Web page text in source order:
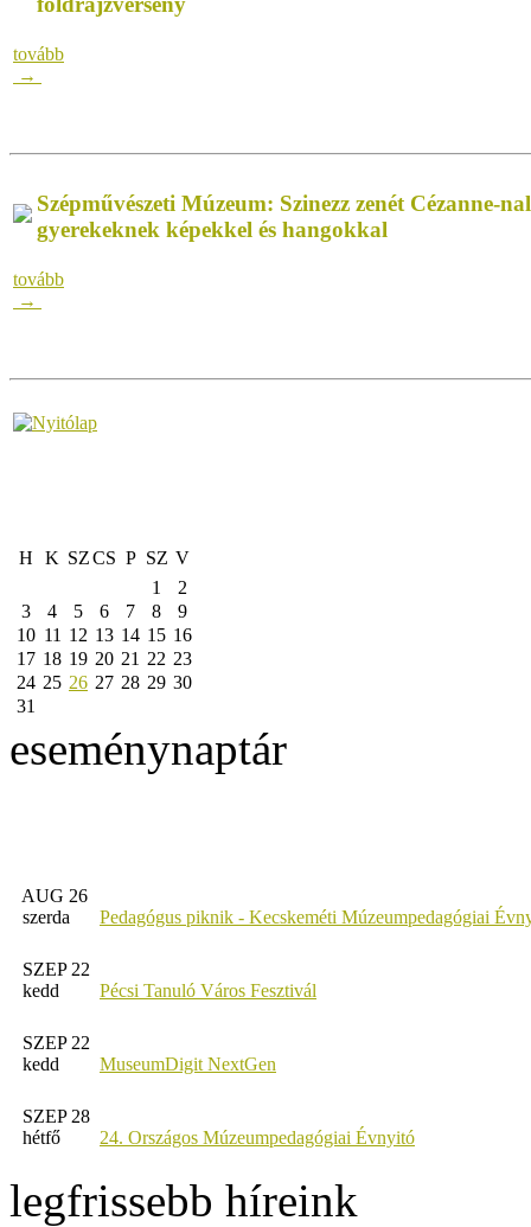
tovább
→
Szépművészeti Múzeum: Szinezz zenét Cézanne-
gyerekeknek képekkel és hangokkal
tovább
→
H K SZCS P SZ V
1
2
3
4 5 6 7 8
9
10 11 12 13 14 15 16
17 18 19 20 21 22 23
24 25 26 27 28 29 30
31
eseménynaptár
AUG 26
szerda
Pedagógus piknik - Kecskeméti Múzeumpedagógiai
SZEP 22
kedd
Pécsi Tanuló Város Fesztivál
SZEP 22
kedd
MuseumDigit NextGen
SZEP 28
hétfő
24. Országos Múzeumpedagógiai Évnyitó
legfrissebb híreink